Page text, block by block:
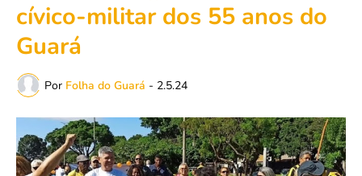
cívico-militar dos 55 anos do
Guará
Por Folha do Guará - 2.5.24